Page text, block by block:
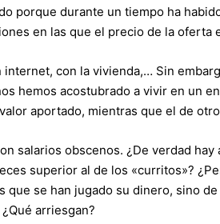
porque durante un tiempo ha
en las que el precio de la oferta
con la vivienda,… Sin
hemos acostubrado a vivir en un
aportado, mientras que el de
salarios obscenos. ¿De verdad
superior al de los «curritos»?
que se han jugado su dinero, sino
arriesgan?